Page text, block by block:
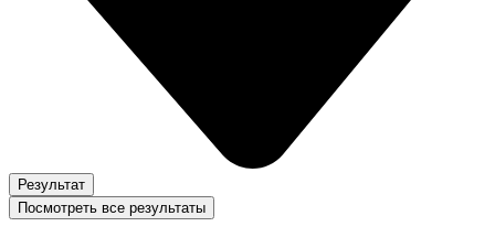
Результат
Посмотреть все результаты